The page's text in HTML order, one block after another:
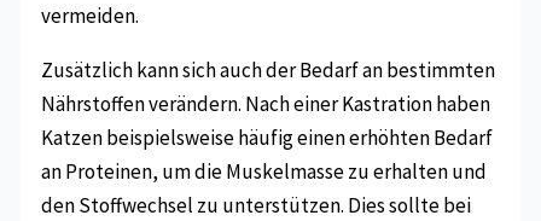
vermeiden.
Zusätzlich kann sich auch der Bedarf an bestimmten
Nährstoffen verändern. Nach einer Kastration haben
Katzen beispielsweise häufig einen erhöhten Bedarf
an Proteinen, um die Muskelmasse zu erhalten und
den Stoffwechsel zu unterstützen. Dies sollte bei